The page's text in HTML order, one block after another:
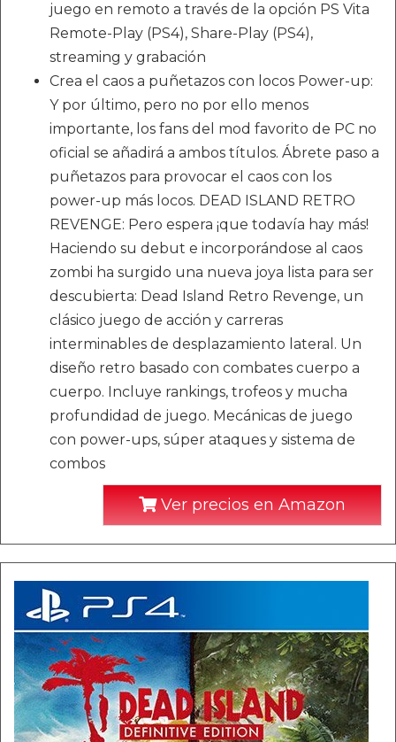
juego en remoto a través de la opción PS Vita
Remote-Play (PS4), Share-Play (PS4),
streaming y grabación
Crea el caos a puñetazos con locos Power-up:
Y por último, pero no por ello menos
importante, los fans del mod favorito de PC no
oficial se añadirá a ambos títulos. Ábrete paso a
puñetazos para provocar el caos con los
power-up más locos. DEAD ISLAND RETRO
REVENGE: Pero espera ¡que todavía hay más!
Haciendo su debut e incorporándose al caos
zombi ha surgido una nueva joya lista para ser
descubierta: Dead Island Retro Revenge, un
clásico juego de acción y carreras
interminables de desplazamiento lateral. Un
diseño retro basado con combates cuerpo a
cuerpo. Incluye rankings, trofeos y mucha
profundidad de juego. Mecánicas de juego
con power-ups, súper ataques y sistema de
combos
Ver precios en Amazon